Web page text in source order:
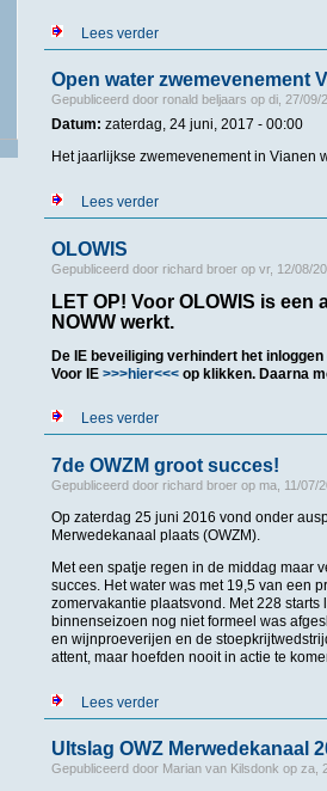
Lees verderover We tellen af naar 24
Open water zwemevenement
Gepubliceerd door ronald beljaars op di, 27/09/
Datum: zaterdag, 24 juni, 2017 - 00:00
Het jaarlijkse zwemevenement in Vianen
Lees verderover Open water
OLOWIS
Gepubliceerd door richard broerop vr, 12/08/
LET OP! Voor OLOWIS is
NOWW werkt.
De IE beveiliging verhindert het
Voor IE >>>hier<<<op klikken.Daarna
Lees verderover OLOWIS
7de OWZM groot succes!
Gepubliceerd door richard broerop ma, 11/07/
Op zaterdag 25 juni 2016 vond onder
Merwedekanaal plaats (OWZM).
Met een spatje regen in de middag maar
succes. Het water was met 19,5 van een
zomervakantie plaatsvond. Met 228
binnenseizoen nog niet formeel was
en wijnproeverijen en de
attent, maar hoefden nooit in actie te
Lees verderover 7de OWZM groot
UItslag OWZ Merwedekanaal
Gepubliceerd door Marian van Kilsdonk op za,